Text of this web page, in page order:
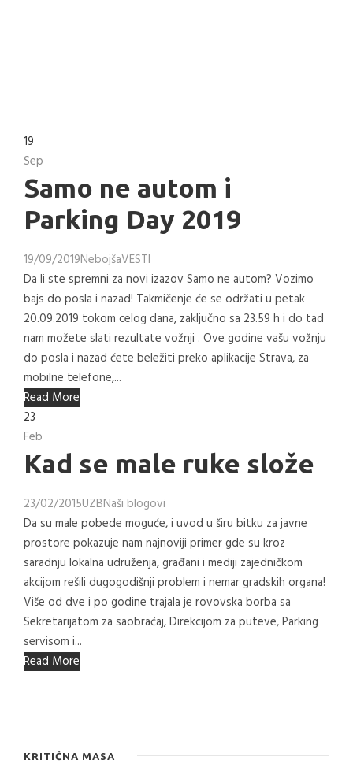
19
Sep
Samo ne autom i
Parking Day 2019
19/09/2019NebojšaVESTI
Da li ste spremni za novi izazov Samo ne autom? Vozimo
bajs do posla i nazad! Takmičenje će se održati u petak
20.09.2019 tokom celog dana, zaključno sa 23.59 h i do tad
nam možete slati rezultate vožnji . Ove godine vašu vožnju
do posla i nazad ćete beležiti preko aplikacije Strava, za
mobilne telefone,...
Read More
23
Feb
Kad se male ruke slože
23/02/2015UZBNaši blogovi
Da su male pobede moguće, i uvod u širu bitku za javne
prostore pokazuje nam najnoviji primer gde su kroz
saradnju lokalna udruženja, građani i mediji zajedničkom
akcijom rešili dugogodišnji problem i nemar gradskih organa!
Više od dve i po godine trajala je rovovska borba sa
Sekretarijatom za saobraćaj, Direkcijom za puteve, Parking
servisom i...
Read More
KRITIČNA MASA